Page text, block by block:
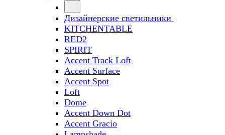
Дизайнерские светильники
KITCHENTABLE
RED2
SPIRIT
Accent Track Loft
Accent Surface
Accent Spot
Loft
Dome
Accent Down Dot
Accent Gracio